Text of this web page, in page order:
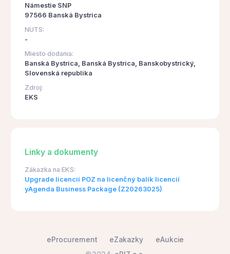
Námestie SNP
97566 Banská Bystrica
NUTS:
-
Miesto dodania:
Banská Bystrica, Banská Bystrica, Banskobystrický,
Slovenská republika
Zdroj:
EKS
Linky a dokumenty
Zákazka na EKS:
Upgrade licencií POZ na licenčný balík licencií
yAgenda Business Package (Z20263025)
eProcurement eZakazky eAukcie